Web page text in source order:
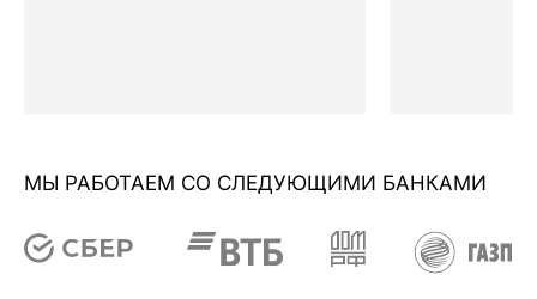
МЫ РАБОТАЕМ СО СЛЕДУЮЩИМИ БАНКАМИ